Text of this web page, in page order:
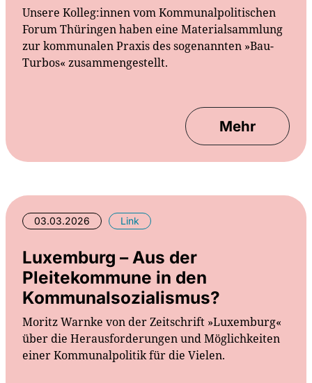
Unsere Kolleg:innen vom Kommunalpolitischen
Forum Thüringen haben eine Materialsammlung
zur kommunalen Praxis des sogenannten »Bau-
Turbos« zusammengestellt.
Mehr
03.03.2026 Link
Luxemburg – Aus der
Pleitekommune in den
Kommunalsozialismus?
Moritz Warnke von der Zeitschrift »Luxemburg«
über die Herausforderungen und Möglichkeiten
einer Kommunalpolitik für die Vielen.